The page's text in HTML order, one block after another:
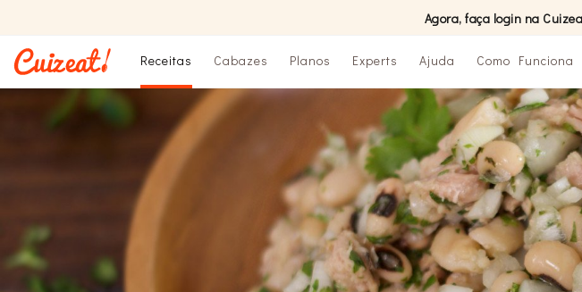
Agora, faça login na
Receitas Cabazes Planos Experts Ajuda Como Funciona